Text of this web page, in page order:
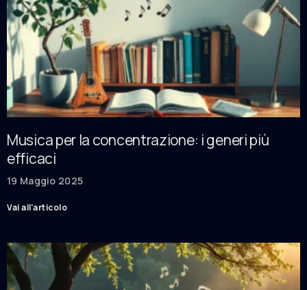
Musica per la concentrazione: i generi più
efficaci
19 Maggio 2025
Vai all'articolo